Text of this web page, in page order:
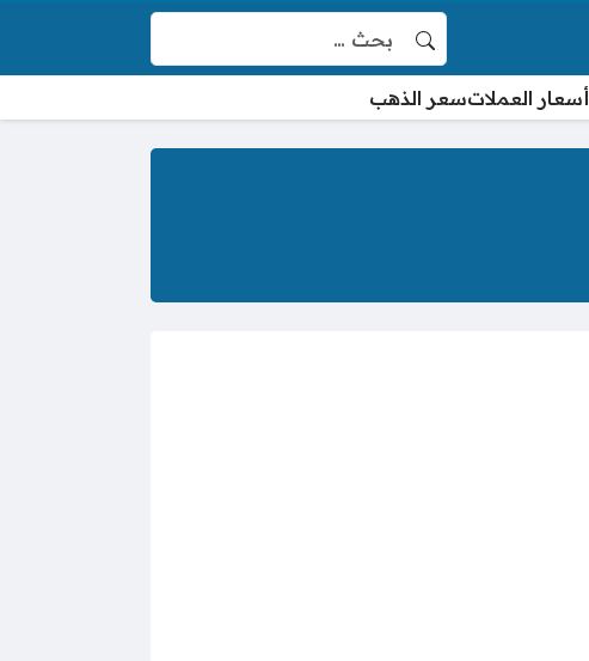
البحث عن:
أسعار العملاتسعر الذهب